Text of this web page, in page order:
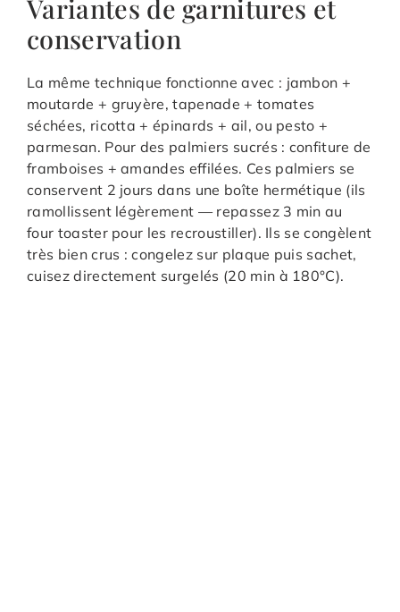
Variantes de garnitures et
conservation
La même technique fonctionne avec : jambon +
moutarde + gruyère, tapenade + tomates
séchées, ricotta + épinards + ail, ou pesto +
parmesan. Pour des palmiers sucrés : confiture de
framboises + amandes effilées. Ces palmiers se
conservent 2 jours dans une boîte hermétique (ils
ramollissent légèrement — repassez 3 min au
four toaster pour les recroustiller). Ils se congèlent
très bien crus : congelez sur plaque puis sachet,
cuisez directement surgelés (20 min à 180°C).